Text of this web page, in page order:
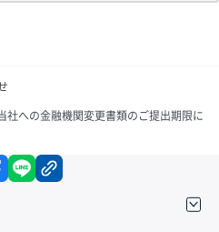
社への金融機関変更書類のご提出期限に
X facebook